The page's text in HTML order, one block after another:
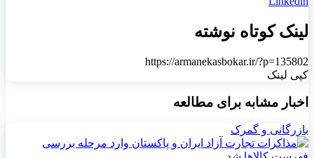
لینک کوتاه نوشته
https://armanekasbokar.ir/?p=135802
کپی لینک
اخبار مشابه برای مطالعه
بازرگانی و گمرک